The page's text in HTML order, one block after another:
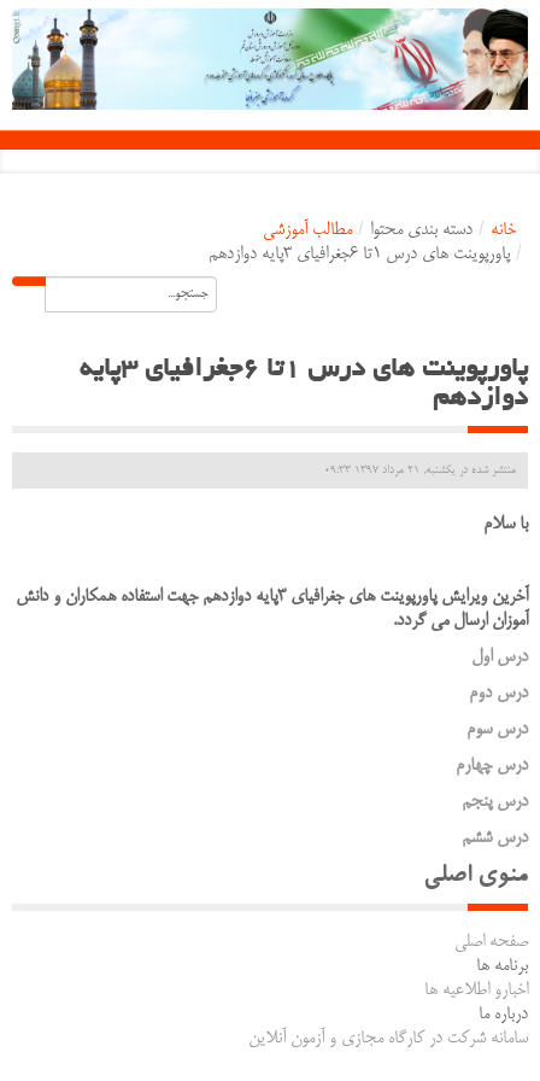
خانه / دسته بندی محتوا / مطالب آموزشی
/ پاورپوینت های درس 1تا 6جغرافیای 3پایه دوازدهم
پاورپوینت های درس 1تا 6جغرافیای 3پایه
دوازدهم
منتشر شده در یکشنبه, 21 مرداد 1397 09:33
با سلام
آخرین ویرایش پاورپوینت های جغرافیای 3پایه دوازدهم جهت استفاده همکاران و دانش
آموزان ارسال می گردد.
درس اول
درس دوم
درس سوم
درس چهارم
درس پنجم
درس ششم
منوی اصلی
صفحه اصلی
برنامه ها
اخبارو اطلاعیه ها
درباره ما
سامانه شرکت در کارگاه مجازی و آزمون آنلاین